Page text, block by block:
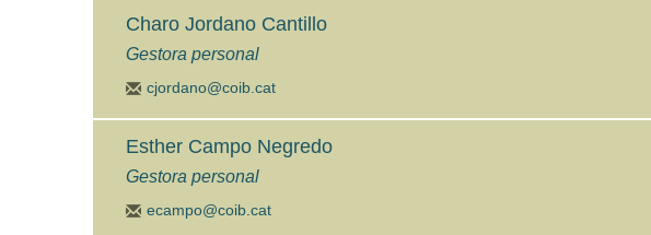
Charo Jordano Cantillo
Gestora personal
cjordano@coib.cat
Esther Campo Negredo
Gestora personal
ecampo@coib.cat